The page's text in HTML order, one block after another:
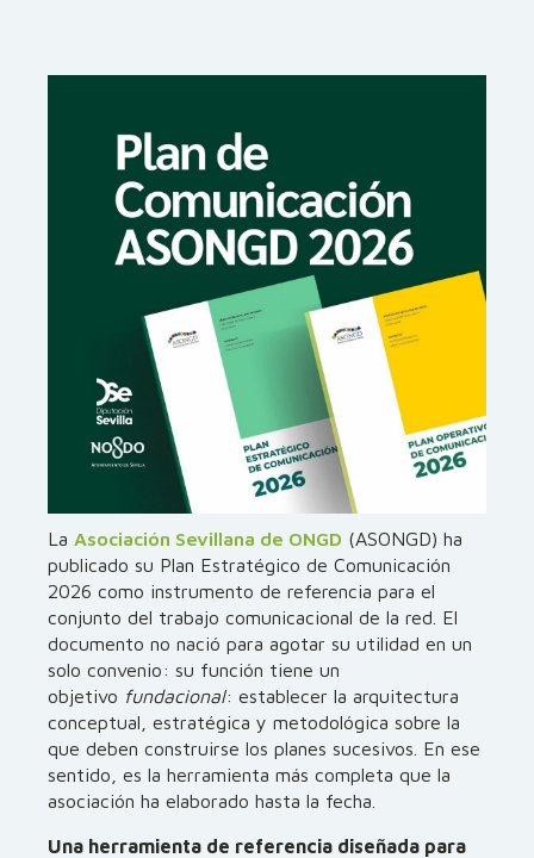
La Asociación Sevillana de ONGD (ASONGD) ha
publicado su Plan Estratégico de Comunicación
2026 como instrumento de referencia para el
conjunto del trabajo comunicacional de la red. El
documento no nació para agotar su utilidad en un
solo convenio: su función tiene un
objetivo fundacional: establecer la arquitectura
conceptual, estratégica y metodológica sobre la
que deben construirse los planes sucesivos. En ese
sentido, es la herramienta más completa que la
asociación ha elaborado hasta la fecha.
Una herramienta de referencia diseñada para